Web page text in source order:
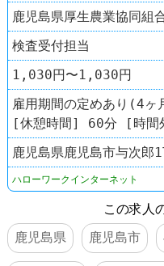
鹿児島県厚生農業協同組
検査受付担当
1,030円〜1,030円
雇用期間の定めあり(4ヶ
[休憩時間] 60分 [時間
鹿児島県鹿児島市与次郎
ハローワークインターネット
この求人
鹿児島県
鹿児島市